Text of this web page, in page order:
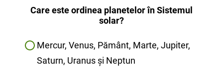
Care este ordinea planetelor în Sistemul
solar?
Mercur, Venus, Pământ, Marte, Jupiter,
Saturn, Uranus și Neptun